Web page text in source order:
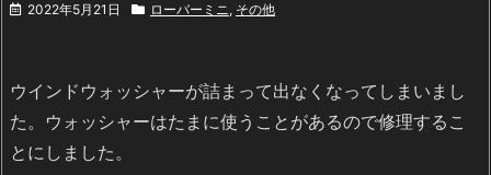
2022年5月21日 ローバーミニ, その他
ウインドウォッシャーが詰まって出なくなってしまいまし
た。ウォッシャーはたまに使うことがあるので修理するこ
とにしました。